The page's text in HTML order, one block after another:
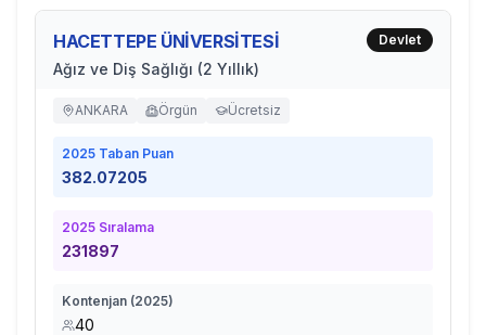
HACETTEPE ÜNİVERSİTESİ
Ağız ve Diş Sağlığı (2 Yıllık)
Devlet
ANKARA Örgün Ücretsiz
2025 Taban Puan
382.07205
2025 Sıralama
231897
Kontenjan (2025)
40